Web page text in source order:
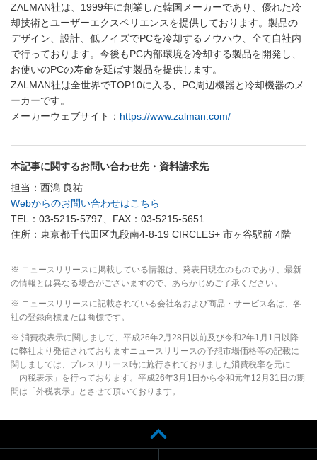
ZALMAN社は、1999年に創業した韓国メーカーであり、優れた冷
却技術とユーザーエクスペリエンスを提供しております。製品の
デザイン、設計、低ノイズでPCを冷却するノウハウ、全て自社内
で行っております。今後もPC内部環境を冷却する製品を開発し、
お使いのPCの寿命を延ばす製品を提供します。
ZALMAN社は全世界でTOP10に入る、PC周辺機器と冷却機器のメ
ーカーです。
メーカーウェブサイト： https://www.zalman.com/
本記事に関するお問い合わせ先・資料請求先
担当：西潟 良祐
Webからのお問い合わせはこちら
TEL：03-5215-5797、FAX：03-5215-5651
住所：東京都千代田区九段南4-8-19 CIRCLES+ 市ヶ谷駅前 4階
※ ニュースリリースに掲載している情報は、発表日現在のものであり、最新
の情報とは異なる場合がございますので、あらかじめご了承ください。
※ ニュースリリースに記載されている会社名および商品・サービス名は、各
社の登録商標または商標です。
※ 消費税表示に関しまして、平成26年2月28日以前及び令和2年1月1日以降
に弊社より発信されておりますニュースリリースの予想市場価格等の記載に
関しましては、プレスリリース時に施行されておりました消費税率を元に
「内税表示」を行っております。平成26年3月1日から令和元年12月31日の期
間は「外税表示」とさせて頂いております。